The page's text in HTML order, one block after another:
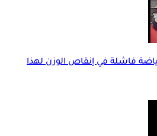
فاشلة في إنقاص الوزن لهذا